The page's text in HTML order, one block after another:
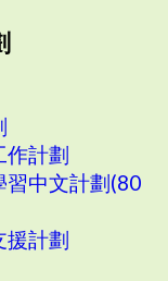
作計劃
中文計劃(80
援計劃